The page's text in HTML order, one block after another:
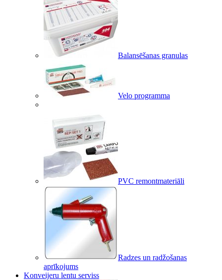
Balansēšanas granulas
Velo programma
PVC remontmateriāli
Radzes un radžošanas
aprīkojums
Konveijeru lentu serviss